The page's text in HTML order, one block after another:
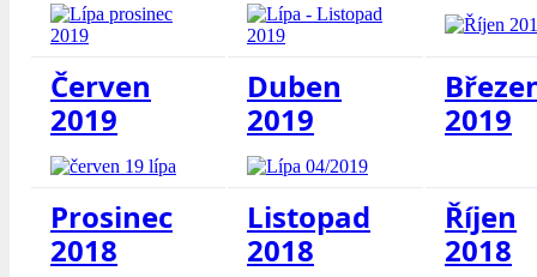
Červen
2019
Duben
2019
2019
Prosinec
2018
Listopad
2018
Říjen
2018